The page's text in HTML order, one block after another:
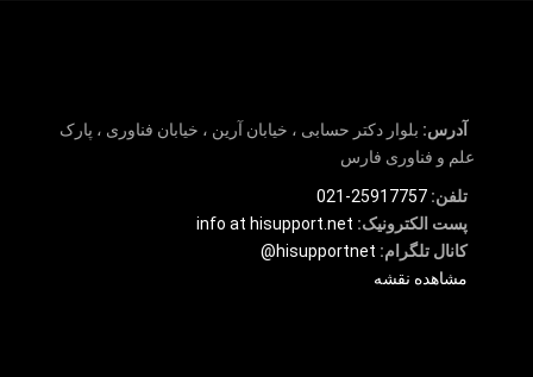
آدرس: بلوار دکتر حسابی ، خیابان آرین ، خیابان فناوری ، پارک
علم و فناوری فارس
تلفن: 25917757-021
پست الکترونیک: info at hisupport.net
کانال تلگرام: hisupportnet@
مشاهده نقشه